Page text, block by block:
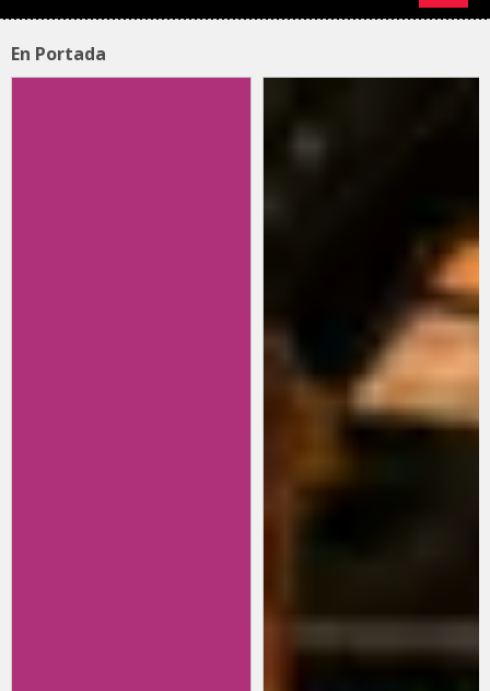
En Portada